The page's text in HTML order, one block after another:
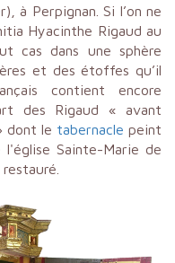
à Perpignan. Si l’on ne
Hyacinthe Rigaud au
cas dans une sphère
et des étoffes qu’il
contient encore
des Rigaud « avant
dont le tabernacle peint
Sainte-Marie de